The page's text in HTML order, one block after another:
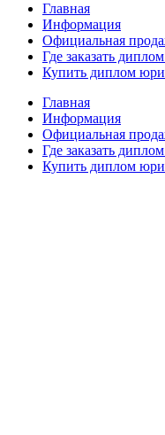
Главная
Информация
Официальная
Где заказать
Купить диплом
Главная
Информация
Официальная
Где заказать
Купить диплом